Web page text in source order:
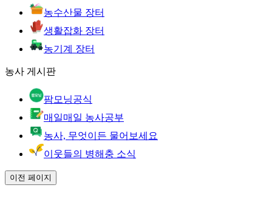
농수산물 장터
생활잡화 장터
농기계 장터
농사 게시판
팜모닝공식
매일매일 농사공부
농사, 무엇이든 물어보세요
이웃들의 병해충 소식
이전 페이지